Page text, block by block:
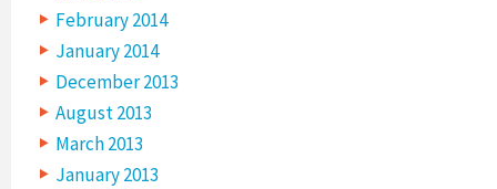
February 2014
January 2014
December 2013
August 2013
March 2013
January 2013